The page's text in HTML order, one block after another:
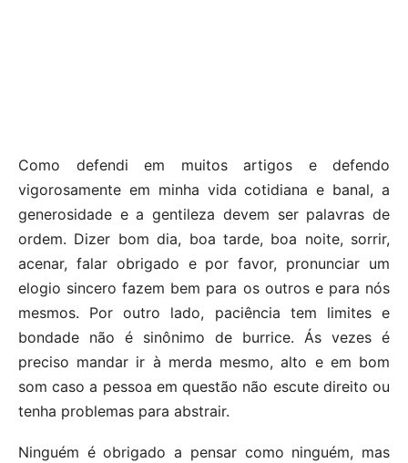
Como defendi em muitos artigos e defendo
vigorosamente em minha vida cotidiana e banal, a
generosidade e a gentileza devem ser palavras de
ordem. Dizer bom dia, boa tarde, boa noite, sorrir,
acenar, falar obrigado e por favor, pronunciar um
elogio sincero fazem bem para os outros e para nós
mesmos. Por outro lado, paciência tem limites e
bondade não é sinônimo de burrice. Ás vezes é
preciso mandar ir à merda mesmo, alto e em bom
som caso a pessoa em questão não escute direito ou
tenha problemas para abstrair.
Ninguém é obrigado a pensar como ninguém, mas